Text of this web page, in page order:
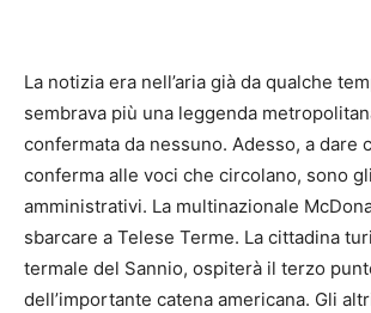
La notizia era nell’aria già da qualche
sembrava più una leggenda
confermata da nessuno. Adesso, a dare
conferma alle voci che circolano, sono
amministrativi. La multinazionale
sbarcare a Telese Terme. La cittadina
termale del Sannio, ospiterà il terzo
dell’importante catena americana. Gli